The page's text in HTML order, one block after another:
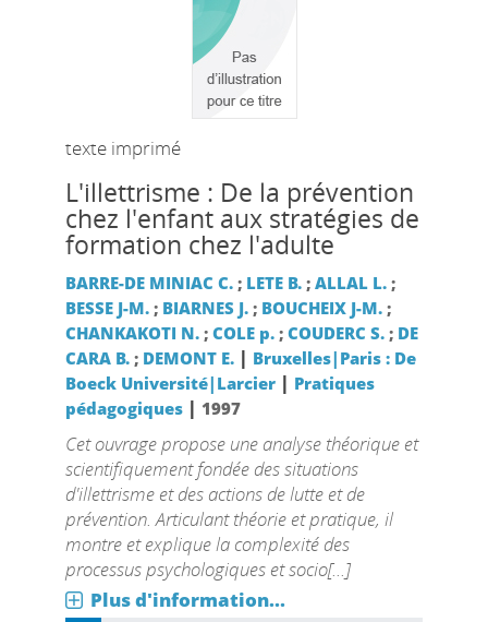
texte imprimé
L'illettrisme : De la prévention
chez l'enfant aux stratégies de
formation chez l'adulte
BARRE-DE MINIAC C.; LETE B.; ALLAL L.;
BESSE J-M.; BIARNES J.; BOUCHEIX J-M.;
CHANKAKOTI N.; COLE p.; COUDERC S.; DE
CARA B.; DEMONT E. | Bruxelles|Paris : De
Boeck Université|Larcier| Pratiques
pédagogiques| 1997
Cet ouvrage propose une analyse théorique et
scientifiquement fondée des situations
d'illettrisme et des actions de lutte et de
prévention. Articulant théorie et pratique, il
montre et explique la complexité des
processus psychologiques et socio[...]
Plus d'information...